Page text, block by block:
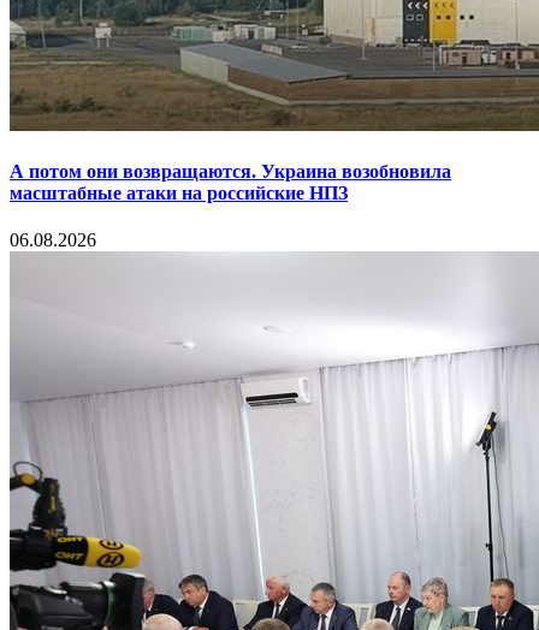
А потом они возвращаются. Украина возобновила
масштабные атаки на российские НПЗ
06.08.2026